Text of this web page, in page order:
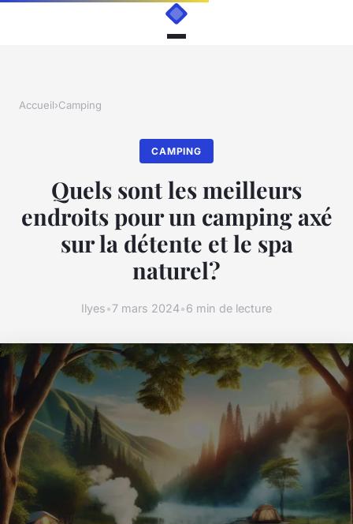
Accueil›Camping
CAMPING
Quels sont les meilleurs
endroits pour un camping axé
sur la détente et le spa
naturel?
Ilyes•7 mars 2024•6 min de lecture